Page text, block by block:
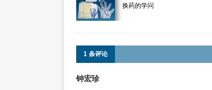
换药的学问
1 条评论
钟宏珍